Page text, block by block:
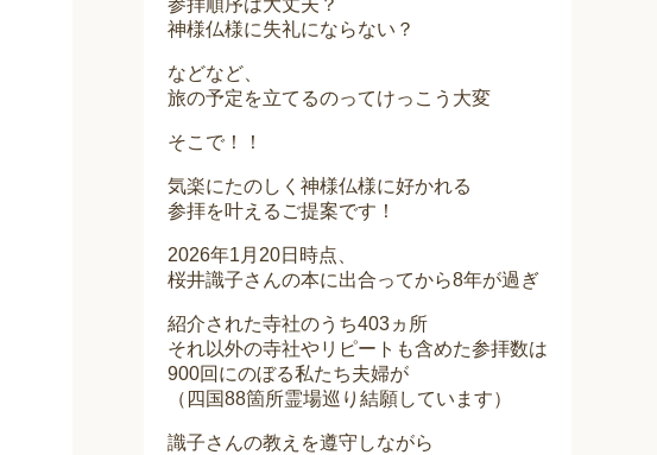
神様仏様に失礼にならない？
などなど、
旅の予定を立てるのってけっこう大変
そこで！！
気楽にたのしく神様仏様に好かれる
参拝を叶えるご提案です！
2026年1月20日時点、
桜井識子さんの本に出合ってから8年が過ぎ
紹介された寺社のうち403ヵ所
それ以外の寺社やリピートも含めた参拝数は
900回にのぼる私たち夫婦が
（四国88箇所霊場巡り結願しています）
識子さんの教えを遵守しながら